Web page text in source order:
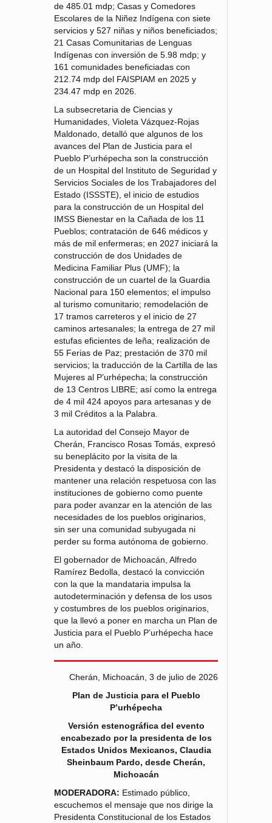
de 485.01 mdp; Casas y Comedores
Escolares de la Niñez Indígena con siete
servicios y 527 niñas y niños beneficiados;
21 Casas Comunitarias de Lenguas
Indígenas con inversión de 5.98 mdp; y
161 comunidades beneficiadas con
212.74 mdp del FAISPIAM en 2025 y
234.47 mdp en 2026.
La subsecretaria de Ciencias y
Humanidades, Violeta Vázquez-Rojas
Maldonado, detalló que algunos de los
avances del Plan de Justicia para el
Pueblo P’urhépecha son la construcción
de un Hospital del Instituto de Seguridad y
Servicios Sociales de los Trabajadores del
Estado (ISSSTE), el inicio de estudios
para la construcción de un Hospital del
IMSS Bienestar en la Cañada de los 11
Pueblos; contratación de 646 médicos y
más de mil enfermeras; en 2027 iniciará la
construcción de dos Unidades de
Medicina Familiar Plus (UMF); la
construcción de un cuartel de la Guardia
Nacional para 150 elementos; el impulso
al turismo comunitario; remodelación de
17 tramos carreteros y el inicio de 27
caminos artesanales; la entrega de 27 mil
estufas eficientes de leña; realización de
55 Ferias de Paz; prestación de 370 mil
servicios; la traducción de la Cartilla de las
Mujeres al P’urhépecha; la construcción
de 13 Centros LIBRE; así como la entrega
de 4 mil 424 apoyos para artesanas y de
3 mil Créditos a la Palabra.
La autoridad del Consejo Mayor de
Cherán, Francisco Rosas Tomás, expresó
su beneplácito por la visita de la
Presidenta y destacó la disposición de
mantener una relación respetuosa con las
instituciones de gobierno como puente
para poder avanzar en la atención de las
necesidades de los pueblos originarios,
sin ser una comunidad subyugada ni
perder su forma autónoma de gobierno.
El gobernador de Michoacán, Alfredo
Ramírez Bedolla, destacó la convicción
con la que la mandataria impulsa la
autodeterminación y defensa de los usos
y costumbres de los pueblos originarios,
que la llevó a poner en marcha un Plan de
Justicia para el Pueblo P’urhépecha hace
un año.
Cherán, Michoacán, 3 de julio de 2026
Plan de Justicia para el Pueblo
P’urhépecha
Versión estenográfica del evento
encabezado por la presidenta de los
Estados Unidos Mexicanos, Claudia
Sheinbaum Pardo, desde Cherán,
Michoacán
MODERADORA: Estimado público,
escuchemos el mensaje que nos dirige la
Presidenta Constitucional de los Estados